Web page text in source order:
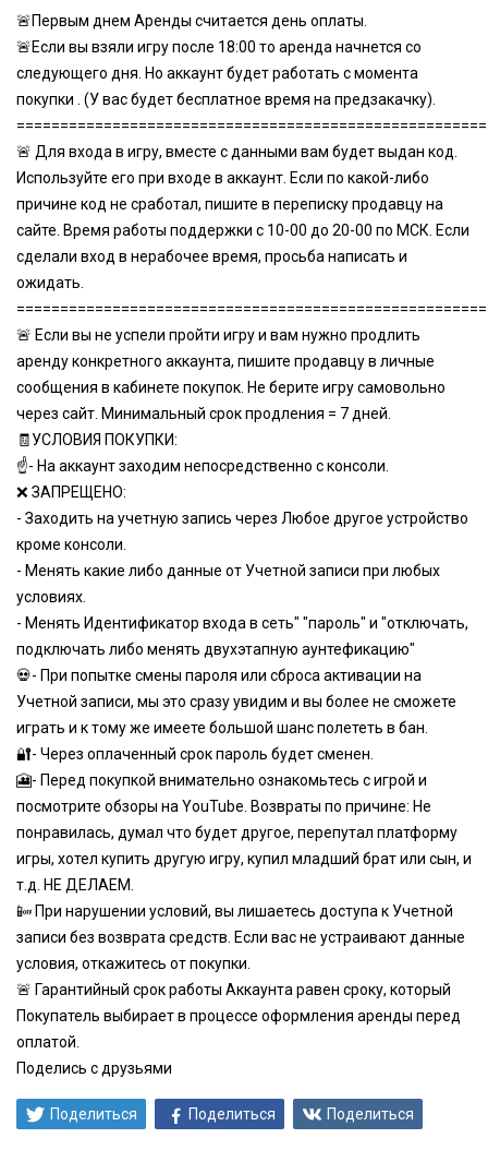
🚨Первым днем Аренды считается день оплаты.
🚨Если вы взяли игру после 18:00 то аренда начнется со
следующего дня. Но аккаунт будет работать с момента
покупки . (У вас будет бесплатное время на предзакачку).
🚨 Для входа в игру, вместе с данными вам будет выдан код.
Используйте его при входе в аккаунт. Если по какой-либо
причине код не сработал, пишите в переписку продавцу на
сайте. Время работы поддержки с 10-00 до 20-00 по МСК. Если
сделали вход в нерабочее время, просьба написать и
ожидать.
🚨 Если вы не успели пройти игру и вам нужно продлить
аренду конкретного аккаунта, пишите продавцу в личные
сообщения в кабинете покупок. Не берите игру самовольно
через сайт. Минимальный срок продления = 7 дней.
🧾УСЛОВИЯ ПОКУПКИ:
☝- На аккаунт заходим непосредственно с консоли.
❌ ЗАПРЕЩЕНО:
- Заходить на учетную запись через Любое другое устройство
кроме консоли.
- Менять какие либо данные от Учетной записи при любых
условиях.
- Менять Идентификатор входа в сеть" "пароль" и "отключать,
подключать либо менять двухэтапную аунтефикацию"
💀- При попытке смены пароля или сброса активации на
Учетной записи, мы это сразу увидим и вы более не сможете
играть и к тому же имеете большой шанс полететь в бан.
🔐- Через оплаченный срок пароль будет сменен.
🎦- Перед покупкой внимательно ознакомьтесь с игрой и
посмотрите обзоры на YouTube. Возвраты по причине: Не
понравилась, думал что будет другое, перепутал платформу
игры, хотел купить другую игру, купил младший брат или сын, и
т.д. НЕ ДЕЛАЕМ.
📴 При нарушении условий, вы лишаетесь доступа к Учетной
записи без возврата средств. Если вас не устраивают данные
условия, откажитесь от покупки.
🚨 Гарантийный срок работы Аккаунта равен сроку, который
Покупатель выбирает в процессе оформления аренды перед
оплатой.
Поделись с друзьями
Поделиться Поделиться Поделиться